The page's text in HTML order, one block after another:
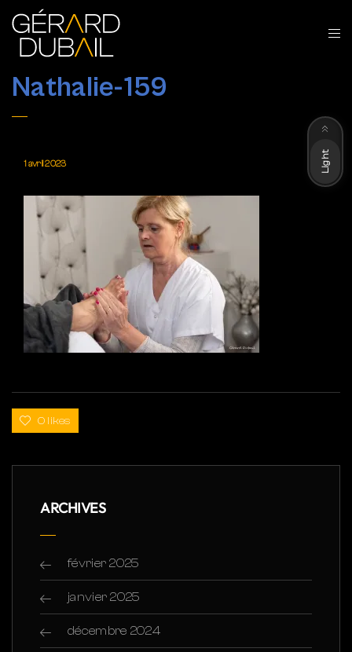
Nathalie-159
1 avril 2023
0 likes
ARCHIVES
février 2025
janvier 2025
décembre 2024
Light
Dark